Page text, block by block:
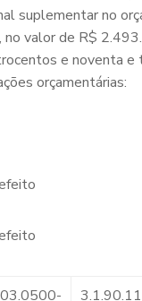
suplementar no
no valor de R$
e noventa e
orçamentárias: